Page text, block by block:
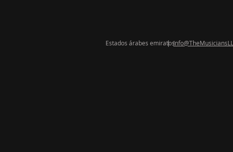
Estados árabes emiratos
|